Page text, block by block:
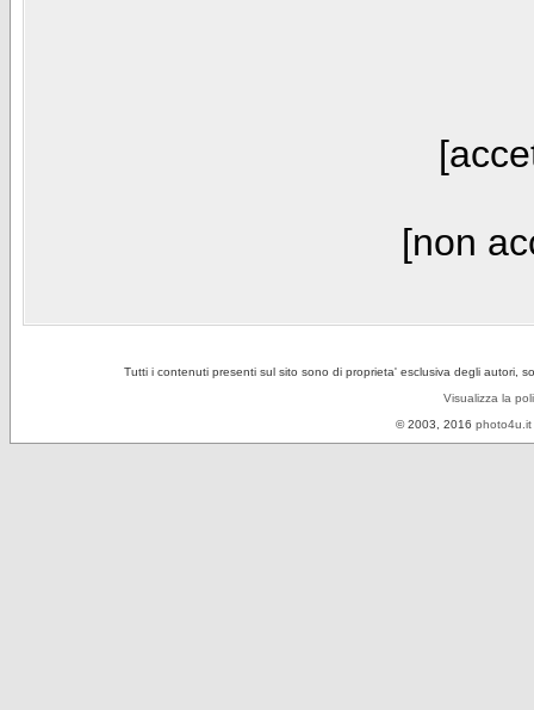
[non
Tutti i contenuti presenti sul sito sono di proprieta' esclusiva degli autori,
Visualizza la
© 2003, 2016 photo4u.it